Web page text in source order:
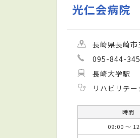
光仁会病院
長崎県長崎
095-844-
長崎大学駅
リハビリテ
時間
09:00 ～